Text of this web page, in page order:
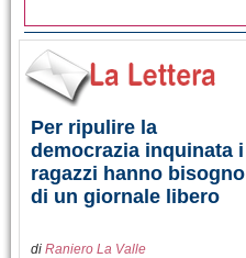
Per ripulire la
democrazia inquinata i
ragazzi hanno bisogno
di un giornale libero
di Raniero La Valle